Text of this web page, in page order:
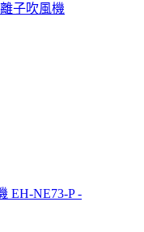
子吹風機
EH-NE73-P -